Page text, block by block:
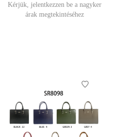
Kérjük, jelentkezzen be a nagyker
árak megtekintéséhez